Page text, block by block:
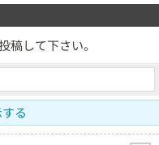
稿して下さい。
る